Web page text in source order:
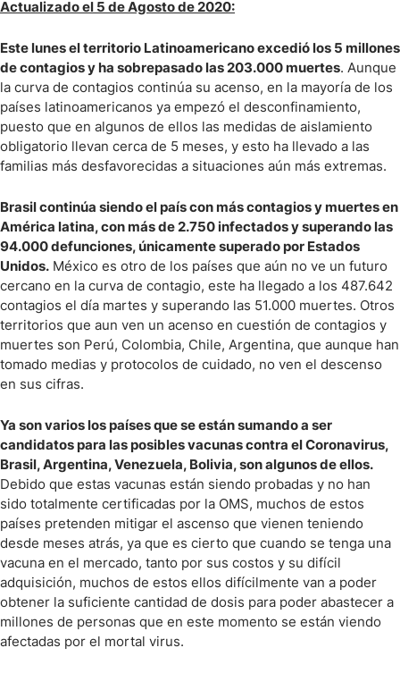
Actualizado el 5 de Agosto de 2020:
Este lunes el territorio Latinoamericano excedió los 5 millones
de contagios y ha sobrepasado las 203.000 muertes. Aunque
la curva de contagios continúa su acenso, en la mayoría de los
países latinoamericanos ya empezó el desconfinamiento,
puesto que en algunos de ellos las medidas de aislamiento
obligatorio llevan cerca de 5 meses, y esto ha llevado a las
familias más desfavorecidas a situaciones aún más extremas.
Brasil continúa siendo el país con más contagios y muertes en
América latina, con más de 2.750 infectados y superando las
94.000 defunciones, únicamente superado por Estados
Unidos. México es otro de los países que aún no ve un futuro
cercano en la curva de contagio, este ha llegado a los 487.642
contagios el día martes y superando las 51.000 muertes. Otros
territorios que aun ven un acenso en cuestión de contagios y
muertes son Perú, Colombia, Chile, Argentina, que aunque han
tomado medias y protocolos de cuidado, no ven el descenso
en sus cifras.
Ya son varios los países que se están sumando a ser
candidatos para las posibles vacunas contra el Coronavirus,
Brasil, Argentina, Venezuela, Bolivia, son algunos de ellos.
Debido que estas vacunas están siendo probadas y no han
sido totalmente certificadas por la OMS, muchos de estos
países pretenden mitigar el ascenso que vienen teniendo
desde meses atrás, ya que es cierto que cuando se tenga una
vacuna en el mercado, tanto por sus costos y su difícil
adquisición, muchos de estos ellos difícilmente van a poder
obtener la suficiente cantidad de dosis para poder abastecer a
millones de personas que en este momento se están viendo
afectadas por el mortal virus.